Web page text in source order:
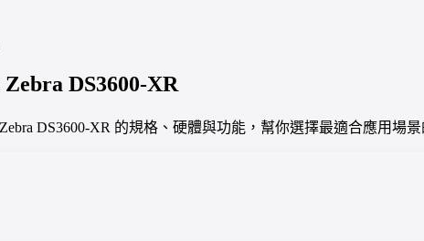
Zebra DS3600-XR
DS3600-XR 的規格、硬體與功能，幫你選擇最適合應用場景